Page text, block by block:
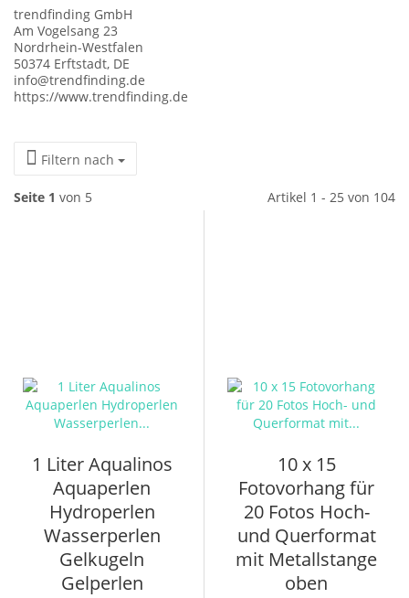
trendfinding GmbH
Am Vogelsang 23
Nordrhein-Westfalen
50374 Erftstadt, DE
info@trendfinding.de
https://www.trendfinding.de
Filtern nach
Seite 1 von 5 Artikel 1 - 25 von 104
1 Liter Aqualinos
Aquaperlen
Hydroperlen
Wasserperlen
Gelkugeln
Gelperlen
10 x 15
Fotovorhang für
20 Fotos Hoch-
und Querformat
mit Metallstange
oben